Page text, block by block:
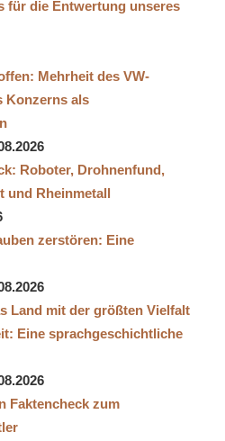
für die Entwertung unseres
Mehrheit des VW-
Konzerns als
Roboter, Drohnenfund,
und Rheinmetall
zerstören: Eine
Land mit der größten Vielfalt
Eine sprachgeschichtliche
Faktencheck zum